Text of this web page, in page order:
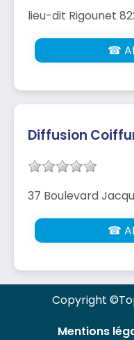
lieu-dit Rigounet
☎
Diffusion
37 Boulevard
☎
Copyright
Mentions